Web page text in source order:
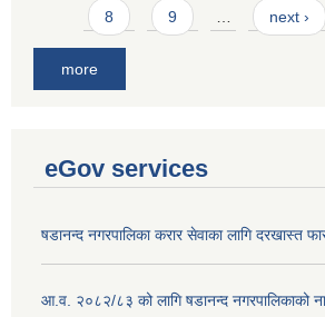
8 9 … next ›
more
eGov services
षडानन्द नगरपालिका करार सेवाका लागि दरखास्त
आ.व. २०८२/८३ को लागि षडानन्द नगरपालिकाको